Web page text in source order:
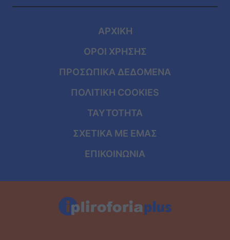
ΑΡΧΙΚΗ
ΟΡΟΙ ΧΡΗΣΗΣ
ΠΡΟΣΩΠΙΚΑ ΔΕΔΟΜΕΝΑ
ΠΟΛΙΤΙΚΗ COOKIES
ΤΑΥΤΟΤΗΤΑ
ΣΧΕΤΙΚΑ ΜΕ ΕΜΑΣ
ΕΠΙΚΟΙΝΩΝΙΑ